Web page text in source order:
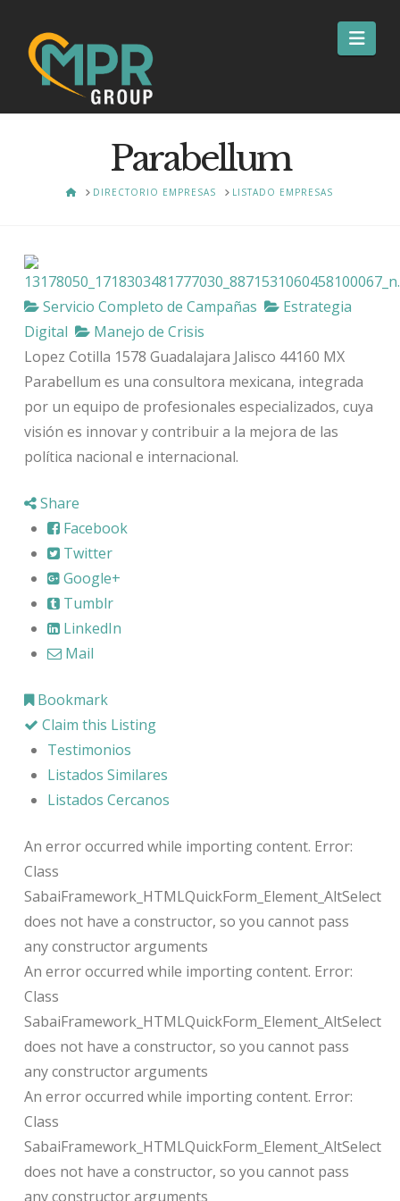
Parabellum
HOMEDIRECTORIO EMPRESAS LISTADO EMPRESAS
Servicio Completo de Campañas
Estrategia
Digital
Manejo de Crisis
Lopez Cotilla 1578 Guadalajara Jalisco 44160 MX
Parabellum es una consultora mexicana, integrada
por un equipo de profesionales especializados, cuya
visión es innovar y contribuir a la mejora de las
política nacional e internacional.
Share
Facebook
Twitter
Google+
Tumblr
LinkedIn
Mail
Bookmark
Claim this Listing
Testimonios
Listados Similares
Listados Cercanos
An error occurred while importing content. Error:
Class
SabaiFramework_HTMLQuickForm_Element_AltSelect
does not have a constructor, so you cannot pass
any constructor arguments
An error occurred while importing content. Error:
Class
SabaiFramework_HTMLQuickForm_Element_AltSelect
does not have a constructor, so you cannot pass
any constructor arguments
An error occurred while importing content. Error:
Class
SabaiFramework_HTMLQuickForm_Element_AltSelect
does not have a constructor, so you cannot pass
any constructor arguments